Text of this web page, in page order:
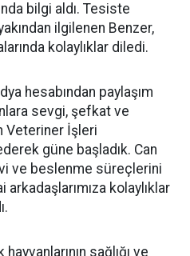
bilgi aldı. Tesiste
ilgilenen Benzer,
kolaylıklar diledi.
hesabından paylaşım
sevgi, şefkat ve
Veteriner İşleri
güne başladık. Can
ve beslenme süreçlerini
kolaylıklar
sağlığı ve